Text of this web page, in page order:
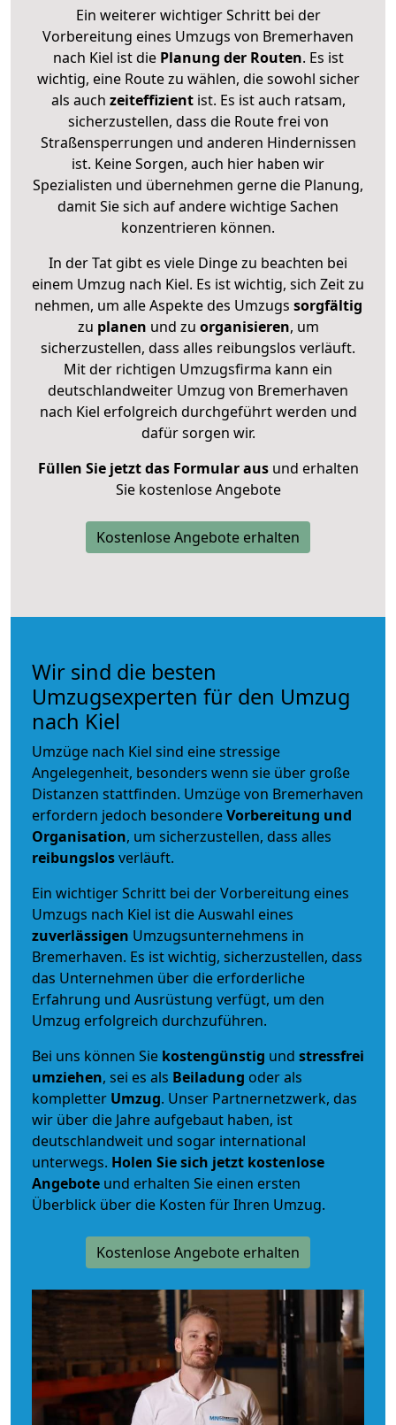
Ein weiterer wichtiger Schritt bei der
Vorbereitung eines Umzugs von Bremerhaven
nach Kiel ist diePlanung der Routen. Es ist
wichtig, eine Route zu wählen, die sowohl sicher
als auch zeiteffizientist. Es ist auch ratsam,
sicherzustellen, dass die Route frei von
Straßensperrungen und anderen Hindernissen
ist. Keine Sorgen, auch hier haben wir
Spezialisten und übernehmen gerne die Planung,
damit Sie sich auf andere wichtige Sachen
konzentrieren können.
In der Tat gibt es viele Dinge zu beachten bei
einem Umzug nach Kiel. Es ist wichtig, sich Zeit zu
nehmen, um alle Aspekte des Umzugs sorgfältig
zu planen und zu organisieren, um
sicherzustellen, dass alles reibungslos verläuft.
Mit der richtigen Umzugsfirma kann ein
deutschlandweiter Umzug von Bremerhaven
nach Kiel erfolgreich durchgeführt werden und
dafür sorgen wir.
Füllen Sie jetzt das Formular ausund erhalten
Sie kostenlose Angebote
Kostenlose Angebote erhalten
Wir sind die besten
Umzugsexperten für den Umzug
nach Kiel
Umzüge nach Kiel sind eine stressige
Angelegenheit, besonders wenn sie über große
Distanzen stattfinden. Umzüge von Bremerhaven
erfordern jedoch besondereVorbereitung und
Organisation, um sicherzustellen, dass alles
reibungslosverläuft.
Ein wichtiger Schritt bei der Vorbereitung eines
Umzugs nach Kiel ist die Auswahl eines
zuverlässigen Umzugsunternehmens in
Bremerhaven. Es ist wichtig, sicherzustellen, dass
das Unternehmen über die erforderliche
Erfahrung und Ausrüstung verfügt, um den
Umzug erfolgreich durchzuführen.
Bei uns können Sie kostengünstig und stressfrei
umziehen, sei es als Beiladung oder als
kompletter Umzug. Unser Partnernetzwerk, das
wir über die Jahre aufgebaut haben, ist
deutschlandweit und sogar international
unterwegs. Holen Sie sich jetzt kostenlose
Angebote und erhalten Sie einen ersten
Überblick über die Kosten für Ihren Umzug.
Kostenlose Angebote erhalten